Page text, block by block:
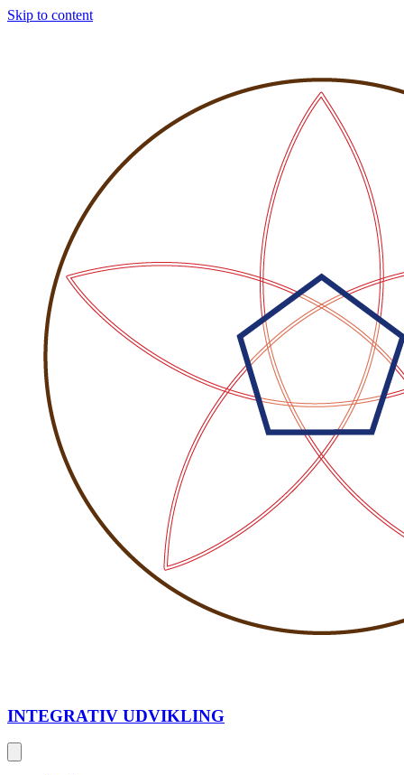
Skip to content
INTEGRATIV UDVIKLING